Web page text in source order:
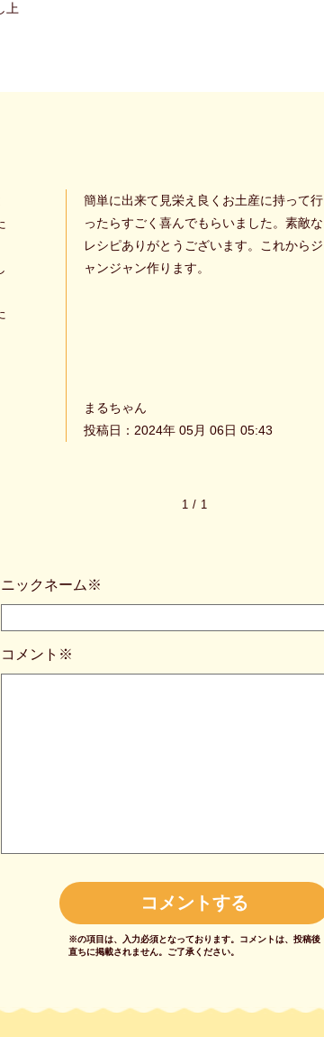
上
簡単に出来て見栄え良くお土産に持って行
ったらすごく喜んでもらいました。素敵な
レシピありがとうございます。これからジ
ャンジャン作ります。
まるちゃん
投稿日：2024年 05月 06日 05:43
1 / 1
ニックネーム※
コメント※
※の項目は、入力必須となっております。 コメントは、投稿後
直ちに掲載されません。 ご了承ください。